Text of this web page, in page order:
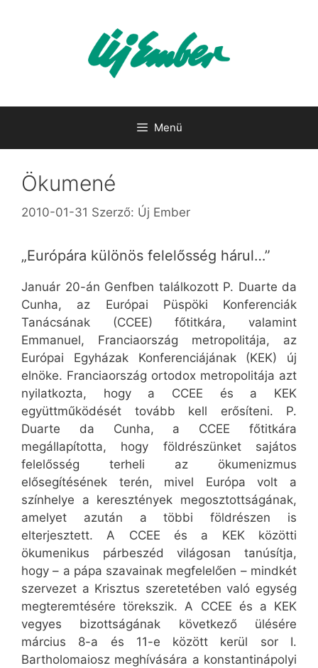
Menü
Ökumené
2010-01-31 Szerző: Új Ember
„Európára különös felelősség hárul…”
Január 20-án Genfben találkozott P. Duarte da
Cunha, az Európai Püspöki Konferenciák
Tanácsának (CCEE) főtitkára, valamint
Emmanuel, Franciaország metropolitája, az
Európai Egyházak Konferenciájának (KEK) új
elnöke. Franciaország ortodox metropolitája azt
nyilatkozta, hogy a CCEE és a KEK
együttműködését tovább kell erősíteni. P.
Duarte da Cunha, a CCEE főtitkára
megállapította, hogy földrészünket sajátos
felelősség terheli az ökumenizmus
elősegítésének terén, mivel Európa volt a
színhelye a keresztények megosztottságának,
amelyet azután a többi földrészen is
elterjesztett. A CCEE és a KEK közötti
ökumenikus párbeszéd világosan tanúsítja,
hogy – a pápa szavainak megfelelően – mindkét
szervezet a Krisztus szeretetében való egység
megteremtésére törekszik. A CCEE és a KEK
vegyes bizottságának következő ülésére
március 8-a és 11-e között kerül sor I.
Bartholomaiosz meghívására a konstantinápolyi